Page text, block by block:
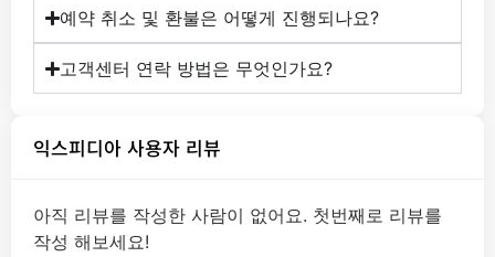
예약 취소 및 환불은 어떻게 진행되나요?
고객센터 연락 방법은 무엇인가요?
익스피디아 사용자 리뷰
아직 리뷰를 작성한 사람이 없어요. 첫번째로 리뷰를
작성 해보세요!